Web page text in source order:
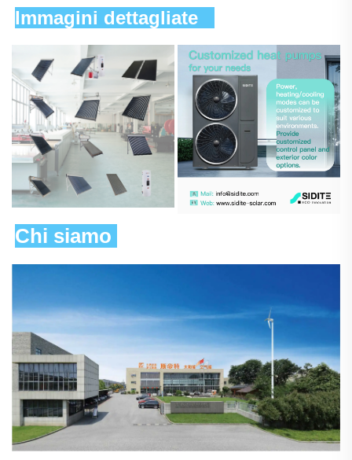
Immagini dettagliate
Chi siamo